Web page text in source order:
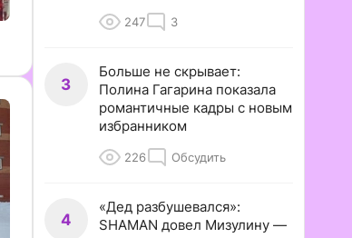
247 3
3
Больше не скрывает:
Полина Гагарина показала
романтичные кадры с новым
избранником
226 Обсудить
4
«Дед разбушевался»:
SHAMAN довел Мизулину —